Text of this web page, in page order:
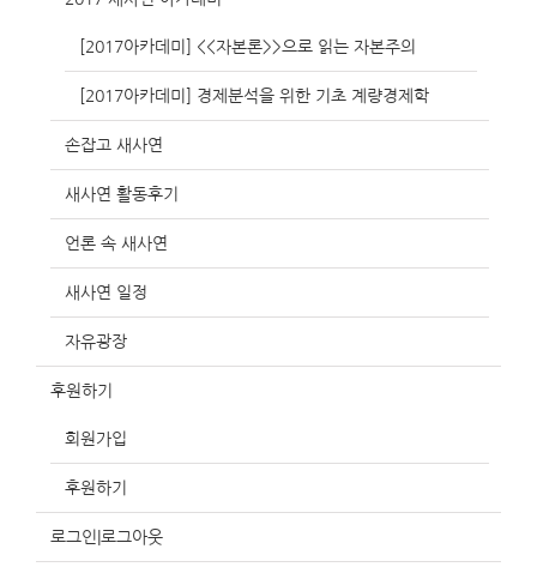
[2017아카데미] <<자본론>>으로 읽는 자본주의
[2017아카데미] 경제분석을 위한 기초 계량경제학
손잡고 새사연
새사연 활동후기
언론 속 새사연
새사연 일정
자유광장
후원하기
회원가입
후원하기
로그인|로그아웃